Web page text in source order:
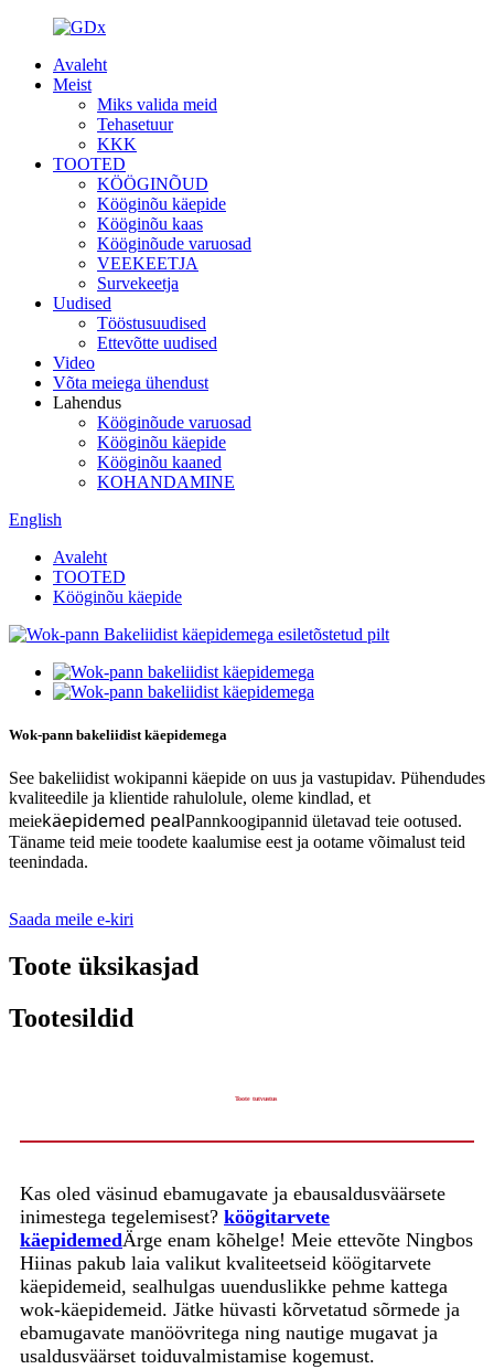
Avaleht
Meist
Miks valida meid
Tehasetuur
KKK
TOOTED
KÖÖGINÕUD
Kööginõu käepide
Kööginõu kaas
Kööginõude varuosad
VEEKEETJA
Survekeetja
Uudised
Tööstusuudised
Ettevõtte uudised
Video
Võta meiega ühendust
Lahendus
Kööginõude varuosad
Kööginõu käepide
Kööginõu kaaned
KOHANDAMINE
English
Avaleht
TOOTED
Kööginõu käepide
Wok-pann bakeliidist käepidemega
See bakeliidist wokipanni käepide on uus ja vastupidav. Pühendudes
kvaliteedile ja klientide rahulolule, oleme kindlad, et
meiekäepidemed pealPannkoogipannid ületavad teie ootused.
Täname teid meie toodete kaalumise eest ja ootame võimalust teid
teenindada.
Saada meile e-kiri
Toote üksikasjad
Tootesildid
Toote tutvustus
Kas oled väsinud ebamugavate ja ebausaldusväärsete
inimestega tegelemisest? köögitarvete
käepidemedÄrge enam kõhelge! Meie ettevõte Ningbos
Hiinas pakub laia valikut kvaliteetseid köögitarvete
käepidemeid, sealhulgas uuenduslikke pehme kattega
wok-käepidemeid. Jätke hüvasti kõrvetatud sõrmede ja
ebamugavate manöövritega ning nautige mugavat ja
usaldusväärset toiduvalmistamise kogemust.